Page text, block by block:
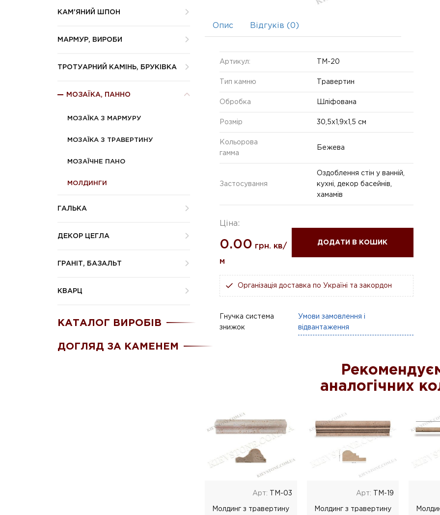
КАМ'ЯНИЙ ШПОН
МАРМУР, ВИРОБИ
ТРОТУАРНИЙ КАМІНЬ, БРУКІВКА
МОЗАЇКА, ПАННО
МОЗАЇКА З МАРМУРУ
МОЗАЇКА З ТРАВЕРТИНУ
МОЗАЇЧНЕ ПАНО
МОЛДИНГИ
ГАЛЬКА
ДЕКОР ЦЕГЛА
ГРАНІТ, БАЗАЛЬТ
КВАРЦ
КАТАЛОГ ВИРОБІВ
ДОГЛЯД ЗА КАМЕНЕМ
Опис Відгуків (0)
Артикул: TM-20
Тип камню Травертин
Обробка Шліфована
Розмір 30,5x1,9x1,5 см
Кольорова
гамма
Бежева
Застосування
Оздоблення стін у ванній,
кухні, декор басейнів,
хамамів
Ціна:
0.00 грн. кв/
м
ДОДАТИ В КОШИК
Організація доставка по Україні та закордон
Гнучка система
знижок
Умови замовлення і
відвантаження
аналогічних
Арт: TM-03
Молдинг з травертину
Арт: TM-19
Молдинг з травертину